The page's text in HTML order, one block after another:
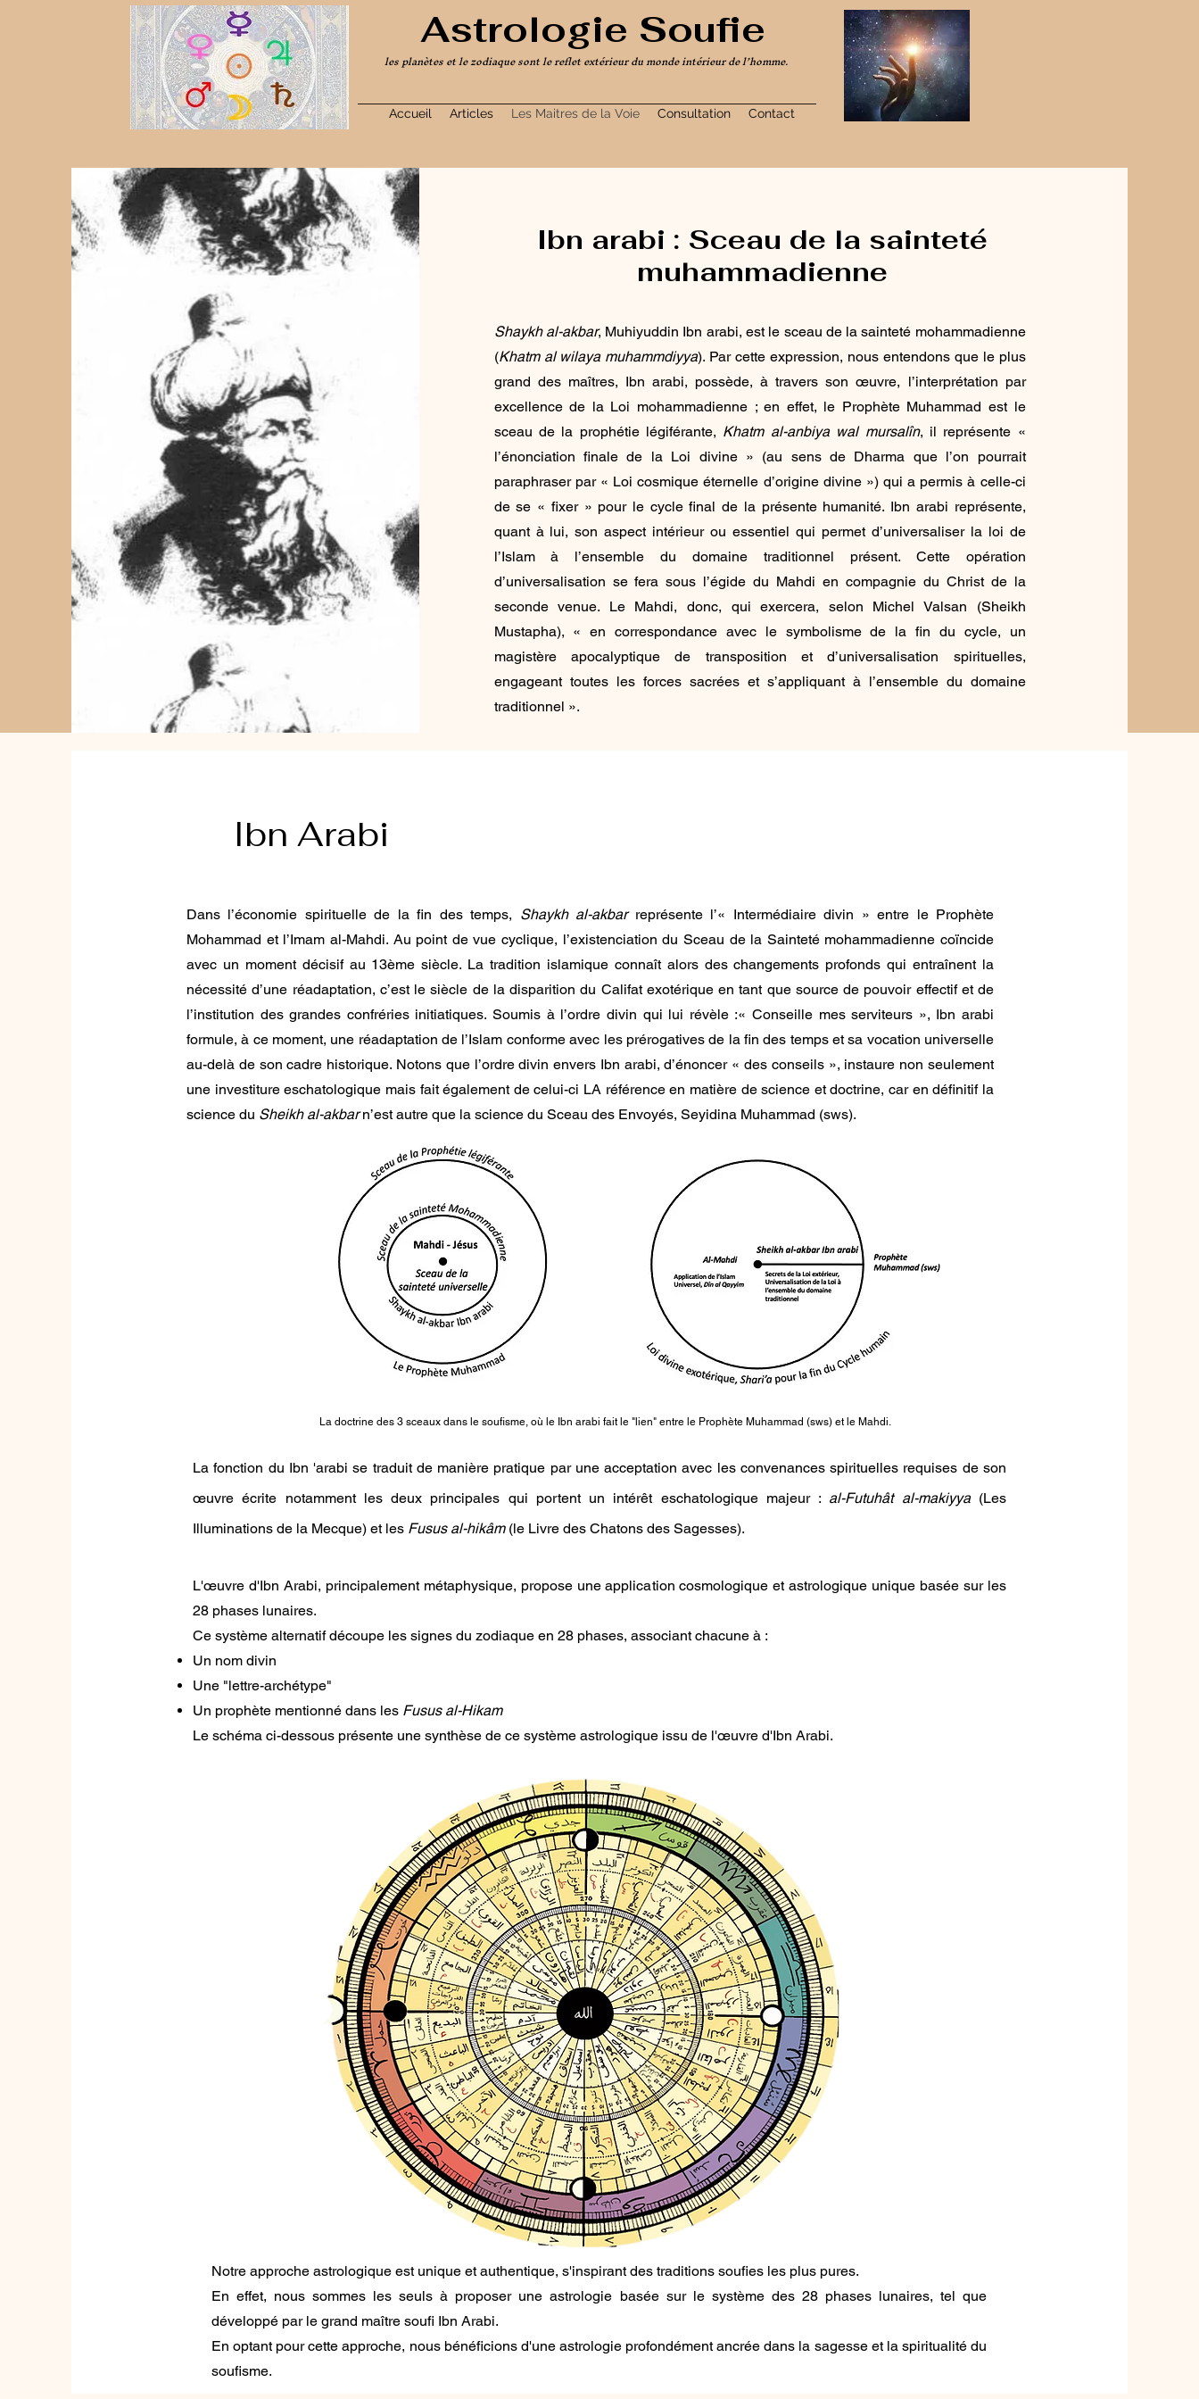
Astrologie Soufie
les planètes et le zodiaque sont le reflet extérieur du monde intérieur de l’homme.
Accueil Articles Les Maitres de la Voie Consultation Contact
Ibn arabi : Sceau de la sainteté
muhammadienne
Shaykh al-akbar, Muhiyuddin Ibn arabi, est le sceau de la sainteté mohammadienne
(Khatm al wilaya muhammdiyya). Par cette expression, nous entendons que le plus
grand des maîtres, Ibn arabi, possède, à travers son œuvre, l’interprétation par
excellence de la Loi mohammadienne ; en effet, le Prophète Muhammad est le
sceau de la prophétie légiférante, Khatm al-anbiya wal mursalîn, il représente «
l’énonciation finale de la Loi divine » (au sens de Dharma que l’on pourrait
paraphraser par « Loi cosmique éternelle d’origine divine ») qui a permis à celle-ci
de se « fixer » pour le cycle final de la présente humanité. Ibn arabi représente,
quant à lui, son aspect intérieur ou essentiel qui permet d’universaliser la loi de
l’Islam à l’ensemble du domaine traditionnel présent. Cette opération
d’universalisation se fera sous l’égide du Mahdi en compagnie du Christ de la
seconde venue. Le Mahdi, donc, qui exercera, selon Michel Valsan (Sheikh
Mustapha), « en correspondance avec le symbolisme de la fin du cycle, un
magistère apocalyptique de transposition et d’universa­lisation spirituelles,
engageant toutes les forces sacrées et s’appliquant à l’ensemble du domaine
traditionnel ».
Ibn Arabi
Dans l’économie spirituelle de la fin des temps, Shaykh al-akbarreprésente l’« Intermédiaire divin » entre le Prophète
Mohammad et l’Imam al-Mahdi. Au point de vue cyclique, l’existenciation du Sceau de la Sainteté mohammadienne coïncide
avec un moment décisif au 13ème siècle. La tradition islamique connaît alors des changements profonds qui entraînent la
nécessité d’une réadaptation, c’est le siècle de la disparition du Califat exotérique en tant que source de pouvoir effectif et de
l’institution des grandes confréries initiatiques. Soumis à l’ordre divin qui lui révèle :« Conseille mes serviteurs », Ibn arabi
formule, à ce moment, une réadaptation de l’Islam conforme avec les prérogatives de la fin des temps et sa vocation universelle
au-delà de son cadre historique. Notons que l’ordre divin envers Ibn arabi, d’énoncer « des conseils », instaure non seulement
une investiture eschatologique mais fait également de celui-ci LA référence en matière de science et doctrine, car en définitif la
science du Sheikh al-akbarn’est autre que la science du Sceau des Envoyés, Seyidina Muhammad (sws).
La doctrine des 3 sceaux dans le soufisme, où le Ibn arabi fait le "lien" entre le Prophète Muhammad (sws) et le Mahdi.
La fonction du Ibn 'arabi se traduit de manière pratique par une acceptation avec les convenances spirituelles requises de son
œuvre écrite notamment les deux principales qui portent un intérêt eschatologique majeur : al-Futuhât al-makiyya(Les
Illuminations de la Mecque) et les Fususal-hikâm(le Livre des Chatons des Sagesses).
L'œuvre d'Ibn Arabi, principalement métaphysique, propose une application cosmologique et astrologique unique basée sur les
28 phases lunaires.
Ce système alternatif découpe les signes du zodiaque en 28 phases, associant chacune à :
Un nom divin
Une "lettre-archétype"
Un prophète mentionné dans les Fusus al-Hikam
Le schéma ci-dessous présente une synthèse de ce système astrologique issu de l'œuvre d'Ibn Arabi.
Notre approche astrologique est unique et authentique, s'inspirant des traditions soufies les plus pures.
En effet, nous sommes les seuls à proposer une astrologie basée sur le système des 28 phases lunaires, tel que
développé par le grand maître soufi Ibn Arabi.
En optant pour cette approche, nous bénéficions d'une astrologie profondément ancrée dans la sagesse et la spiritualité du
soufisme.